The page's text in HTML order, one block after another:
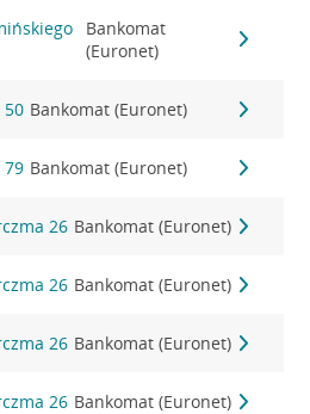
Bankomat
(Euronet)
50 Bankomat (Euronet)
79 Bankomat (Euronet)
26 Bankomat (Euronet)
26 Bankomat (Euronet)
26 Bankomat (Euronet)
26 Bankomat (Euronet)